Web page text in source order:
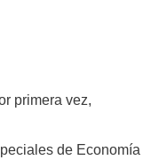
primera vez,
de Economía